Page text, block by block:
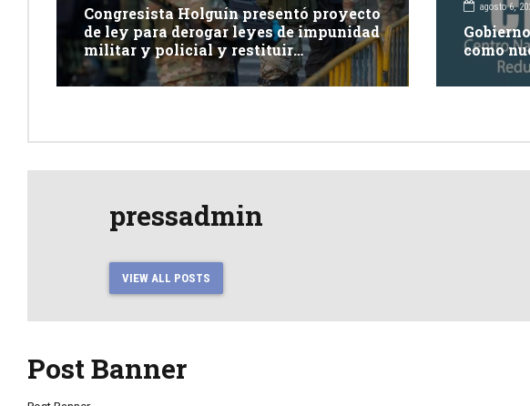
Congresista Holguín presentó proyecto
de ley para derogar leyes de impunidad
militar y policial y restituir
competencia de justicia ordinaria
agosto 6,
como
pressadmin
VIEW ALL POSTS
Post Banner